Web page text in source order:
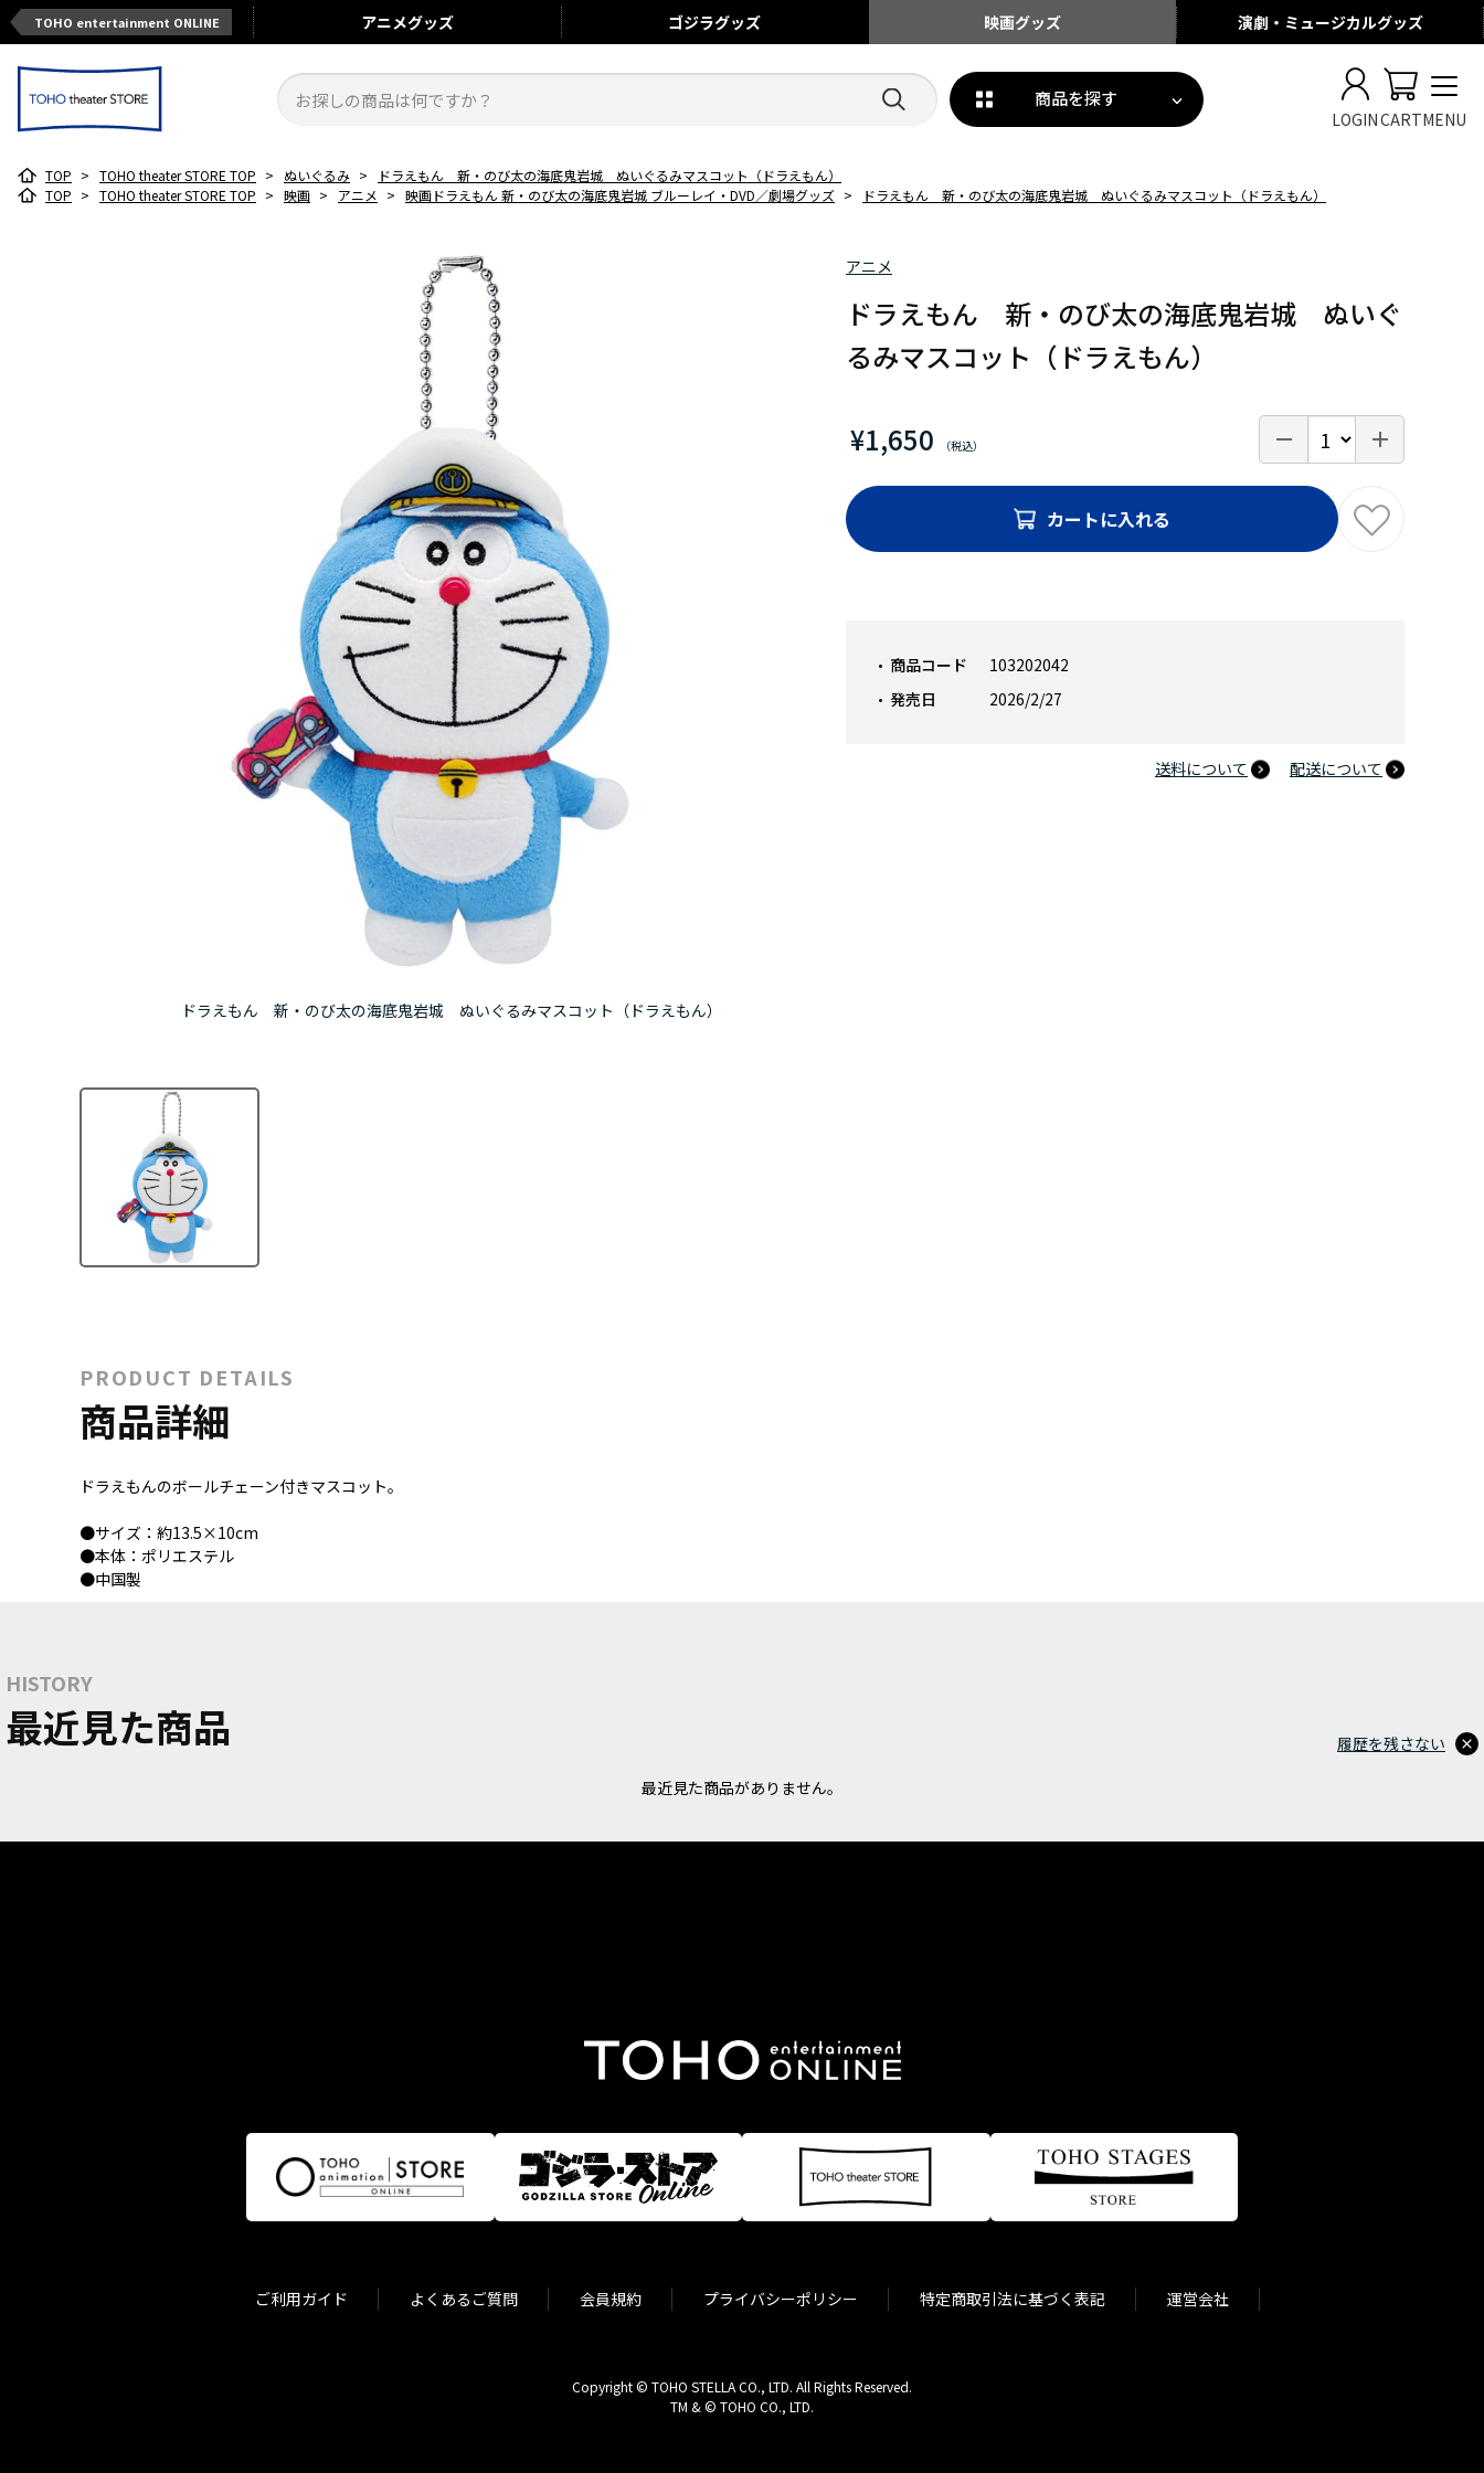
TOHO entertainment ONLINE アニメグッズ ゴジラグッズ 映画グッズ 演劇・ミュージカルグッズ
商品を探す
LOGINCARTMENU
TOP > TOHO theater STORE TOP > ぬいぐるみ >
ドラえもん 新・のび太の海底鬼岩城 ぬいぐるみマスコット（ドラえもん）
TOP > TOHO theater STORE TOP > 映画 > アニメ > 映画ドラえもん 新・のび太の海底鬼岩城 ブルーレイ・DVD／劇場グッズ > ドラえもん 新・のび太の海底鬼岩城 ぬいぐるみマスコット（ドラえもん）
ドラえもん 新・のび太の海底鬼岩城 ぬいぐるみマスコット（ドラえもん）
アニメ
ドラえもん 新・のび太の海底鬼岩城 ぬいぐ
るみマスコット（ドラえもん）
¥1,650
商品コード
103202042
発売日
2026/2/27
送料について 配送について
カートに入れる
PRODUCT DETAILS
商品詳細
ドラえもんのボールチェーン付きマスコット。
●サイズ：約13.5×10cm
●本体：ポリエステル
●中国製
HISTORY
最近見た商品
最近見た商品がありません。
履歴を残さない
ご利用ガイド よくあるご質問 会員規約 プライバシーポリシー 特定商取引法に基づく表記 運営会社
Copyright © TOHO STELLA CO., LTD. All Rights Reserved.
TM & © TOHO CO., LTD.